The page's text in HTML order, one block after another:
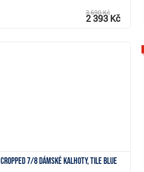
3 690 Kč
2 393 Kč
7/8 dámské kalhoty, tile blue